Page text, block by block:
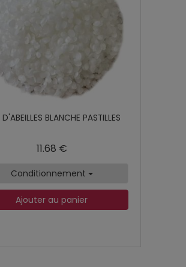
D'ABEILLES BLANCHE PASTILLES
11.68 €
Conditionnement
Ajouter au panier